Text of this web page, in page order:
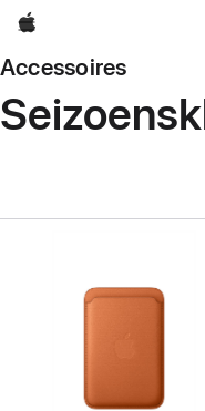
Apple
Accessoires